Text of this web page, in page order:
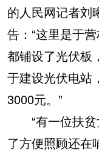
的人民网记者刘
告：“这里是于
都铺设了光伏板
于建设光伏电站
3000元。”
“有一位扶贫
了方便照顾还在